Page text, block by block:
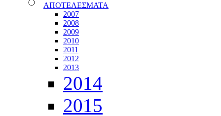
ΑΠΟΤΕΛΕΣΜΑΤΑ
2007
2008
2009
2010
2011
2012
2013
2014
2015